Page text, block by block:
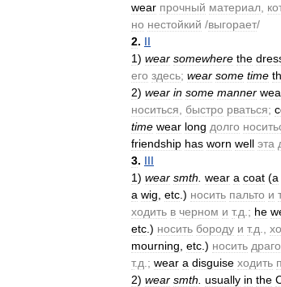
wear прочный материал
но нестойкий /выгорает/
2. II
1) wear somewhere the
его здесь; wear some time
2) wear in some manner
носиться
быстро рваться;
time wear long долго
friendship has worn well эта
3. III
1) wear smth wear a coat (a
a wig etc .) носить пальто и т
ходить в черном и т.д .; he
etc .) носить бороду и т.д
mourning etc .) носить
т.д .; wear a disguise ходить
2) wear smth usually in the